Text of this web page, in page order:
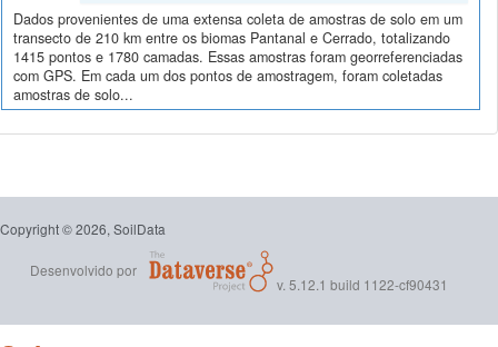
Dados provenientes de uma extensa coleta de amostras de solo em um
transecto de 210 km entre os biomas Pantanal e Cerrado, totalizando
1415 pontos e 1780 camadas. Essas amostras foram georreferenciadas
com GPS. Em cada um dos pontos de amostragem, foram coletadas
amostras de solo...
Copyright © 2026, SoilData
Desenvolvido por
v. 5.12.1 build 1122-cf90431